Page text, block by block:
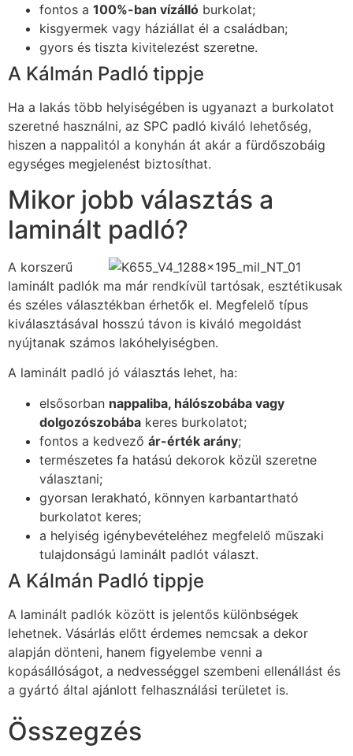
fontos a 100%-ban vízálló burkolat;
kisgyermek vagy háziállat él a családban;
gyors és tiszta kivitelezést szeretne.
A Kálmán Padló tippje
Ha a lakás több helyiségében is ugyanazt a burkolatot
szeretné használni, az SPC padló kiváló lehetőség,
hiszen a nappalitól a konyhán át akár a fürdőszobáig
egységes megjelenést biztosíthat.
Mikor jobb választás a
laminált padló?
A korszerű
laminált padlók ma már rendkívül tartósak, esztétikusak
és széles választékban érhetők el. Megfelelő típus
kiválasztásával hosszú távon is kiváló megoldást
nyújtanak számos lakóhelyiségben.
A laminált padló jó választás lehet, ha:
elsősorban nappaliba, hálószobába vagy
dolgozószobába keres burkolatot;
fontos a kedvező ár-érték arány;
természetes fa hatású dekorok közül szeretne
választani;
gyorsan lerakható, könnyen karbantartható
burkolatot keres;
a helyiség igénybevételéhez megfelelő műszaki
tulajdonságú laminált padlót választ.
A Kálmán Padló tippje
A laminált padlók között is jelentős különbségek
lehetnek. Vásárlás előtt érdemes nemcsak a dekor
alapján dönteni, hanem figyelembe venni a
kopásállóságot, a nedvességgel szembeni ellenállást és
a gyártó által ajánlott felhasználási területet is.
Összegzés